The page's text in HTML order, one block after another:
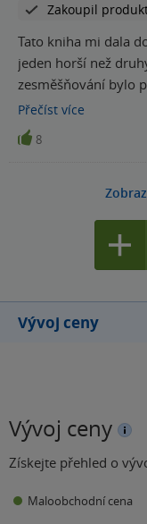
Zakoupil
Tato kniha mi dala
jeden horší než
zesměšňování bylo
dala přečíst. Ale bylo
Přečíst více
8
Vývoj ceny
Vývoj ceny
Získejte přehled o
Maloobchodní cena